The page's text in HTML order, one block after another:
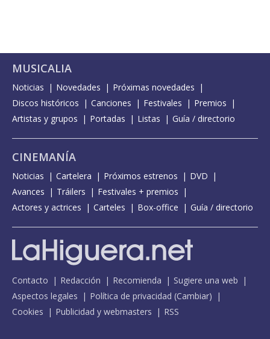
MUSICALIA
Noticias Novedades
Próximas novedades
Discos históricos
Canciones Festivales
Premios
Artistas y grupos
Portadas Listas Guía / directorio
CINEMANÍA
Noticias Cartelera Próximos estrenos
DVD
Avances
Tráilers
Festivales + premios
Actores y actrices
Carteles Box-office Guía / directorio
Contacto Redacción Recomienda
Sugiere una web
Aspectos legales
Política de privacidad (Cambiar)
Cookies
Publicidad y webmasters RSS